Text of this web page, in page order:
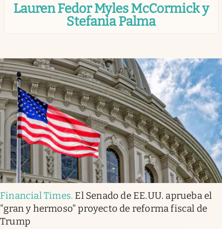
Infotechnology
Mundial 2026
Eventos Corporativos
El Cronista Studio
Mediakit
abre en nueva pestaña
Argentina
Lauren Fedor Myles McCormick y
Stefania Palma
Financial Times. El Senado de EE.UU. aprueba el
"gran y hermoso" proyecto de reforma fiscal de
Trump